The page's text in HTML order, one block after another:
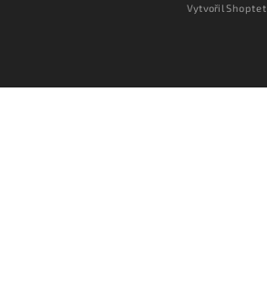
VytvořilShoptet